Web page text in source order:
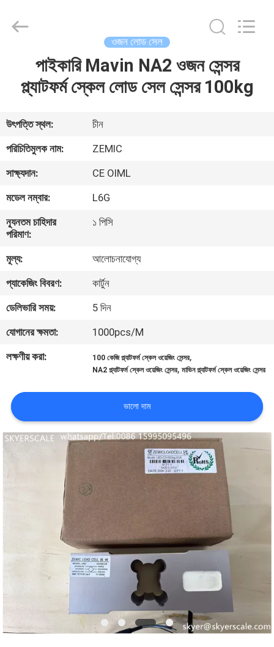
ভিডিও
আমাদের
সম্বন্ধে
পরিদর্শন
গুণমান
নিয়ন্ত্রণ
খবর
মামলা
একটি
সাইট
PRIVACY
POLICY
Co.,Limited.
ওজন লোড সেল
পাইকারি Mavin NA2 ওজন সেন্সর
প্ল্যাটফর্ম স্কেল লোড সেল সেন্সর 100kg
উৎপত্তি স্থল:
চীন
পরিচিতিমুলক নাম:
ZEMIC
সাক্ষ্যদান:
CE OIML
মডেল নম্বার:
L6G
ন্যূনতম চাহিদার
পরিমাণ:
১ পিসি
মূল্য:
আলোচনাযোগ্য
প্যাকেজিং বিবরণ:
কার্টুন
ডেলিভারি সময়:
5 দিন
যোগানের ক্ষমতা:
1000pcs/M
লক্ষণীয় করা:
100 কেজি প্ল্যাটফর্ম স্কেল ওয়েজিং সেন্সর,
NA2 প্ল্যাটফর্ম স্কেল ওয়েজিং সেন্সর,মাভিন প্ল্যাটফর্ম স্কেল ওয়েজিং সেন্সর
ভালো দাম